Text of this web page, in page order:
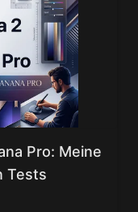
Pro: Meine
Tests